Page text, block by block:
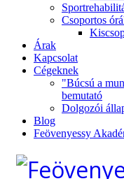
Csoportos
Árak
Kapcsolat
Cégeknek
"Búcsú a
bemutató
Dolgozói
Blog
Feövenyessy